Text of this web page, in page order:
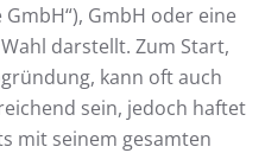
GmbH oder eine
darstellt. Zum Start,
kann oft auch
sein, jedoch haftet
mit seinem gesamten